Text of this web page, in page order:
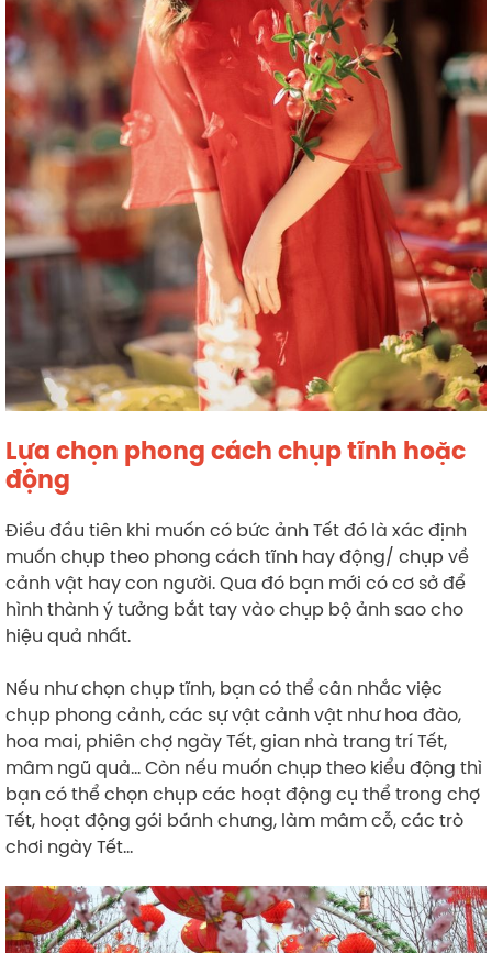
Lựa chọn phong cách chụp tĩnh hoặc
động
Điều đầu tiên khi muốn có bức ảnh Tết đó là xác định
muốn chụp theo phong cách tĩnh hay động/ chụp về
cảnh vật hay con người. Qua đó bạn mới có cơ sở để
hình thành ý tưởng bắt tay vào chụp bộ ảnh sao cho
hiệu quả nhất.
Nếu như chọn chụp tĩnh, bạn có thể cân nhắc việc
chụp phong cảnh, các sự vật cảnh vật như hoa đào,
hoa mai, phiên chợ ngày Tết, gian nhà trang trí Tết,
mâm ngũ quả… Còn nếu muốn chụp theo kiểu động thì
bạn có thể chọn chụp các hoạt động cụ thể trong chợ
Tết, hoạt động gói bánh chưng, làm mâm cỗ, các trò
chơi ngày Tết…